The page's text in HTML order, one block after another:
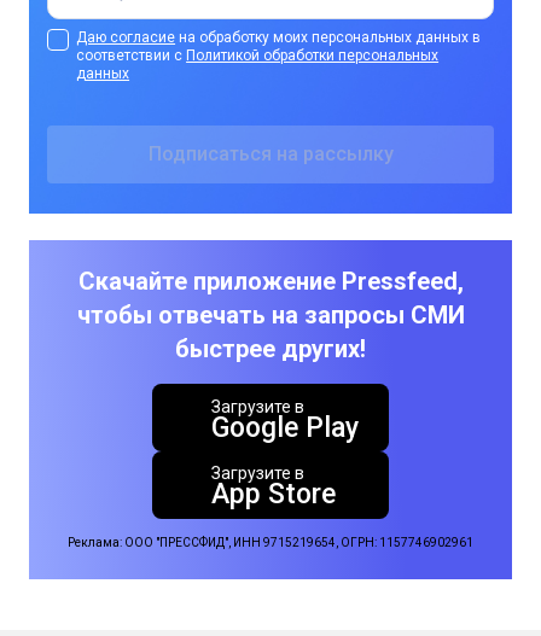
Даю согласие на обработку моих персональных данных в
соответствии с Политикой обработки персональных
данных
Скачайте приложение Pressfeed,
чтобы отвечать на запросы СМИ
быстрее других!
Загрузите в
Google Play
Загрузите в
App Store
Реклама: ООО "ПРЕССФИД", ИНН 9715219654, ОГРН: 1157746902961